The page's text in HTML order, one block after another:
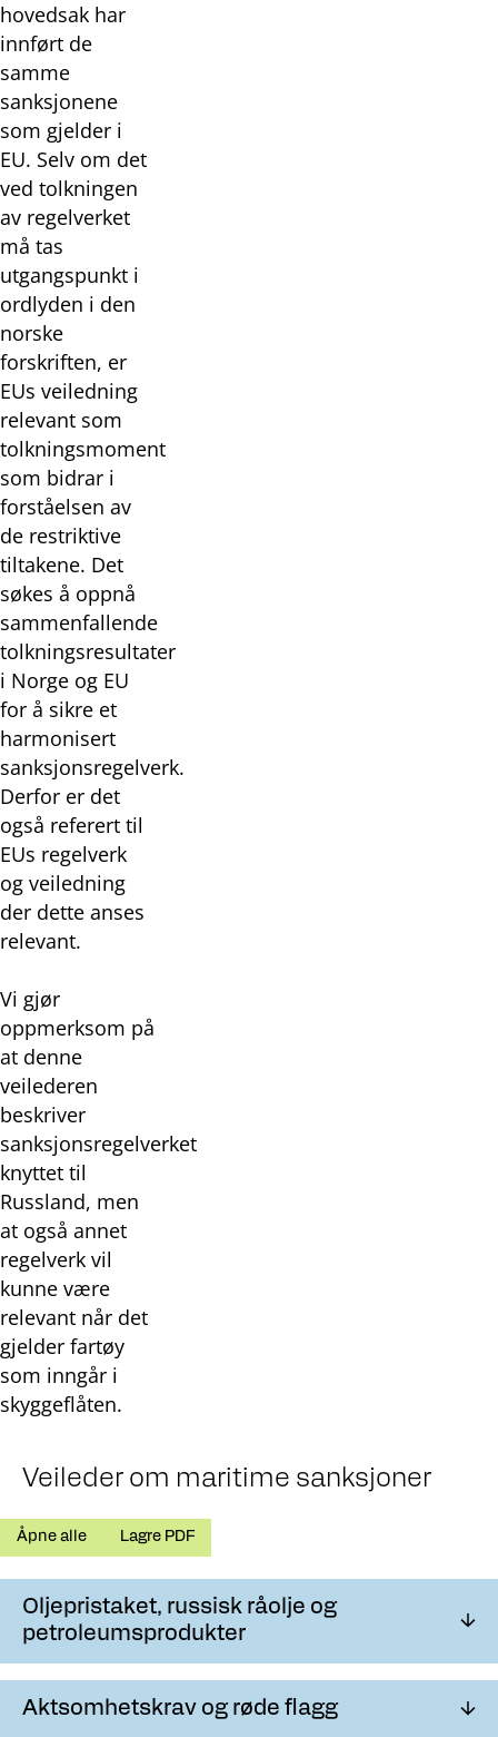
hovedsak har
innført de
samme
sanksjonene
som gjelder i
EU. Selv om det
ved tolkningen
av regelverket
må tas
utgangspunkt i
ordlyden i den
norske
forskriften, er
EUs veiledning
relevant som
tolkningsmoment
som bidrar i
forståelsen av
de restriktive
tiltakene. Det
søkes å oppnå
sammenfallende
tolkningsresultater
i Norge og EU
for å sikre et
harmonisert
sanksjonsregelverk.
Derfor er det
også referert til
EUs regelverk
og veiledning
der dette anses
relevant.
Vi gjør
oppmerksom på
at denne
veilederen
beskriver
sanksjonsregelverket
knyttet til
Russland, men
at også annet
regelverk vil
kunne være
relevant når det
gjelder fartøy
som inngår i
skyggeflåten.
Veileder om maritime sanksjoner
Åpne alle Lagre PDF
Oljepristaket, russisk råolje og
petroleumsprodukter
Det er som hovedregel forbudt å importere
råolje eller petroleumsprodukter fra Russland
Aktsomhetskrav og røde flagg